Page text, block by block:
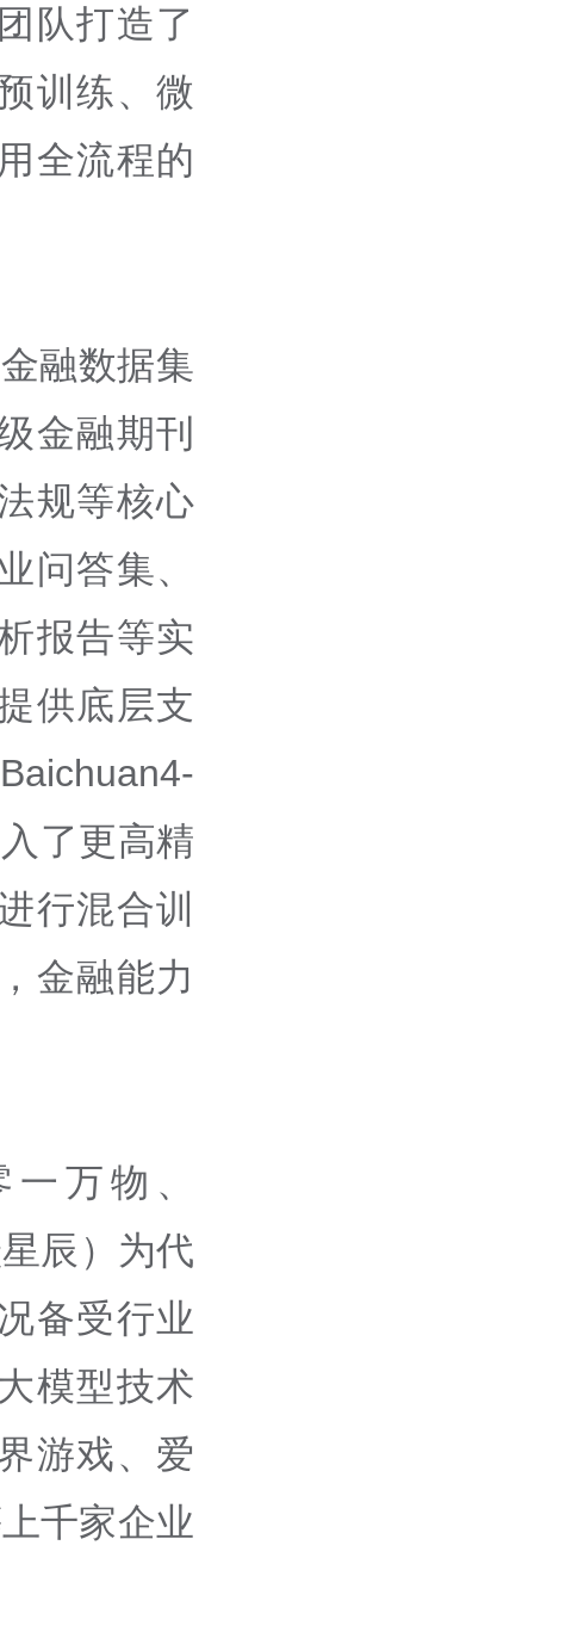
队打造了
训练、微
全流程的
融数据集
金融期刊
规等核心
问答集、
报告等实
供底层支
了更高精
行混合训
金融能力
万物、
辰）为代
备受行业
模型技术
游戏、爱
千家企业